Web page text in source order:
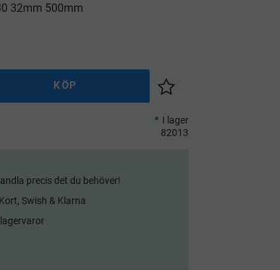
32mm 500mm
KÖP
Lägg till i önskelista
I lager
82013
precis det du behöver!
Swish & Klarna